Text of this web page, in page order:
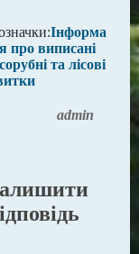
Інформа
про виписані
та лісові
admin